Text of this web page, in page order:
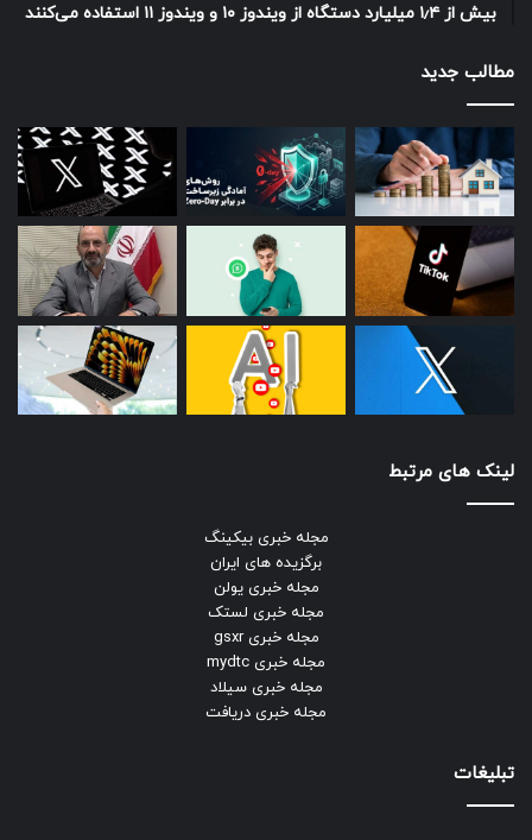
بیش از ۱٫۴ میلیارد دستگاه از ویندوز ۱۰ و ویندوز ۱۱ استفاده می‌کنند
مطالب جدید
لینک های مرتبط
مجله خبری بیکینگ
برگزیده های ایران
مجله خبری یولن
مجله خبری لستک
مجله خبری gsxr
مجله خبری mydtc
مجله خبری سیلاد
مجله خبری دریافت
تبلیغات